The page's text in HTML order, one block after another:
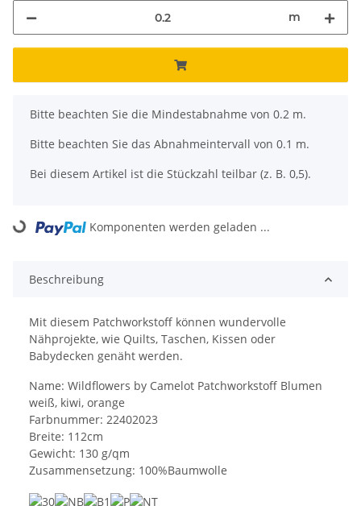
m
x
Bitte beachten Sie die Mindestabnahme von 0.2 m.
Bitte beachten Sie das Abnahmeintervall von 0.1 m.
Bei diesem Artikel ist die Stückzahl teilbar (z. B. 0,5).
Loading... Komponenten werden geladen ...
Beschreibung
Mit diesem Patchworkstoff können wundervolle
Nähprojekte, wie Quilts, Taschen, Kissen oder
Babydecken genäht werden.
Name: Wildflowers by Camelot Patchworkstoff Blumen
weiß, kiwi, orange
Farbnummer: 22402023
Breite: 112cm
Gewicht: 130 g/qm
Zusammensetzung: 100%Baumwolle